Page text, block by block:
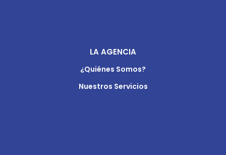
LA AGENCIA
¿Quiénes Somos?
Nuestros Servicios